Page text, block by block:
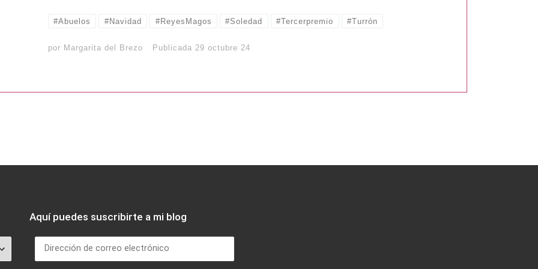
#Abuelos #Navidad #ReyesMagos #Soledad #Tercerpremio #Turrón
por Margarita del Brezo Publicada 29 octubre 24
Aquí puedes suscribirte a mi blog
Dirección de correo electrónico